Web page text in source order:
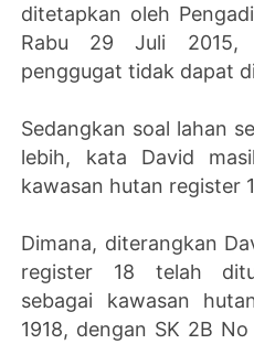
ditetapkan oleh
Rabu 29 Juli 2015,
penggugat tidak dapat
Sedangkan soal lahan
lebih, kata David
kawasan hutan register
Dimana, diterangkan
register 18 telah
sebagai kawasan
1918, dengan SK 2B